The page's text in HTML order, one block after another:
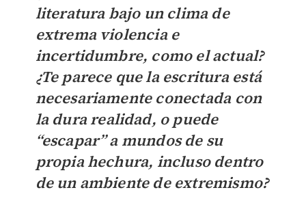
literatura bajo un clima de
extrema violencia e
incertidumbre, como el actual?
¿Te parece que la escritura está
necesariamente conectada con
la dura realidad, o puede
“escapar” a mundos de su
propia hechura, incluso dentro
de un ambiente de extremismo?